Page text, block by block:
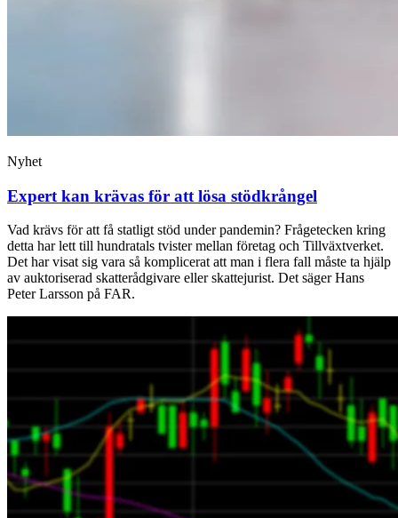
Nyhet
Expert kan krävas för att lösa stödkrångel
Vad krävs för att få statligt stöd under pandemin? Frågetecken kring
detta har lett till hundratals tvister mellan företag och Tillväxtverket.
Det har visat sig vara så komplicerat att man i flera fall måste ta hjälp
av auktoriserad skatterådgivare eller skattejurist. Det säger Hans
Peter Larsson på FAR.